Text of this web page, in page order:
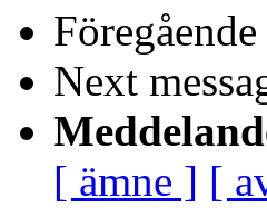
Next
[ ämne ] [